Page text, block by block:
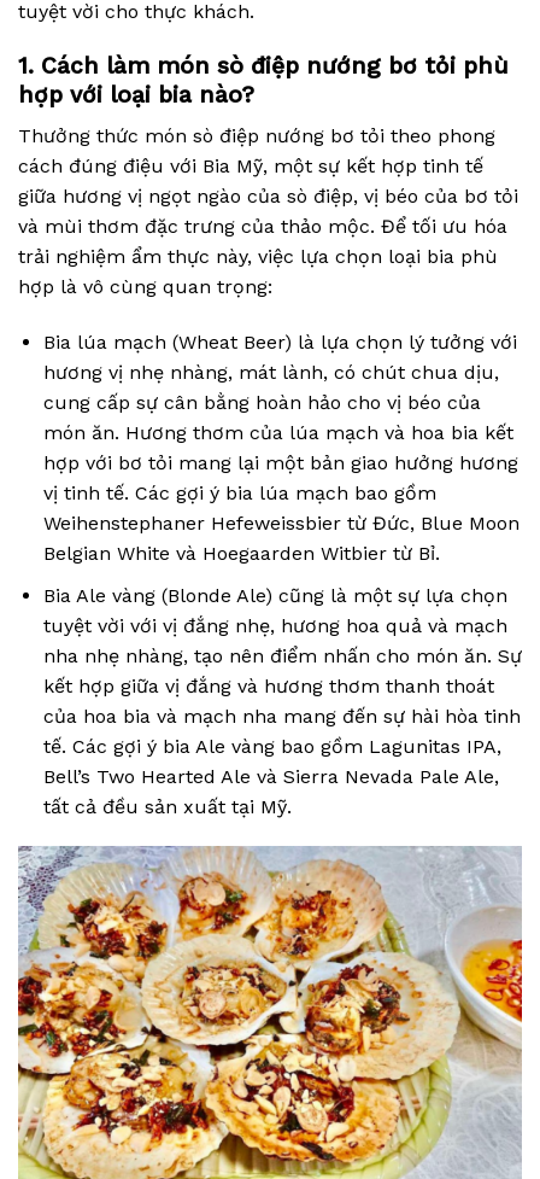
tuyệt vời cho thực khách.
1. Cách làm món sò điệp nướng bơ tỏi phù
hợp với loại bia nào?
Thưởng thức món sò điệp nướng bơ tỏi theo phong
cách đúng điệu với Bia Mỹ, một sự kết hợp tinh tế
giữa hương vị ngọt ngào của sò điệp, vị béo của bơ tỏi
và mùi thơm đặc trưng của thảo mộc. Để tối ưu hóa
trải nghiệm ẩm thực này, việc lựa chọn loại bia phù
hợp là vô cùng quan trọng:
Bia lúa mạch (Wheat Beer) là lựa chọn lý tưởng với
hương vị nhẹ nhàng, mát lành, có chút chua dịu,
cung cấp sự cân bằng hoàn hảo cho vị béo của
món ăn. Hương thơm của lúa mạch và hoa bia kết
hợp với bơ tỏi mang lại một bản giao hưởng hương
vị tinh tế. Các gợi ý bia lúa mạch bao gồm
Weihenstephaner Hefeweissbier từ Đức, Blue Moon
Belgian White và Hoegaarden Witbier từ Bỉ.
Bia Ale vàng (Blonde Ale) cũng là một sự lựa chọn
tuyệt vời với vị đắng nhẹ, hương hoa quả và mạch
nha nhẹ nhàng, tạo nên điểm nhấn cho món ăn. Sự
kết hợp giữa vị đắng và hương thơm thanh thoát
của hoa bia và mạch nha mang đến sự hài hòa tinh
tế. Các gợi ý bia Ale vàng bao gồm Lagunitas IPA,
Bell’s Two Hearted Ale và Sierra Nevada Pale Ale,
tất cả đều sản xuất tại Mỹ.